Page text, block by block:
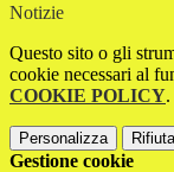
Notizie
Questo sito o gli
cookie necessari al
COOKIE POLICY.
Personalizza
Gestione cookie